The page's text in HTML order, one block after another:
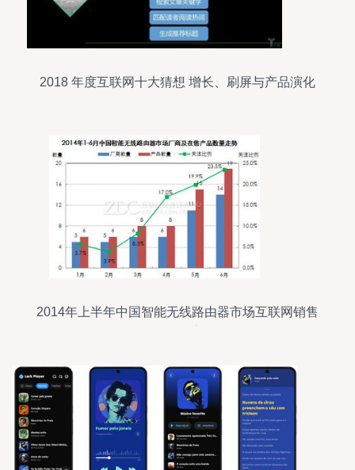
2018 年度互联网十大猜想 增长、刷屏与产品演化
2014年上半年中国智能无线路由器市场互联网销售